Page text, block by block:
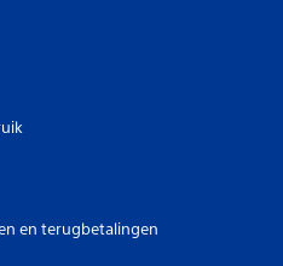
en terugbetalingen